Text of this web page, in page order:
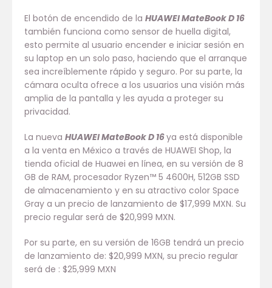
El botón de encendido de la HUAWEI MateBook D 16
también funciona como sensor de huella digital,
esto permite al usuario encender e iniciar sesión en
su laptop en un solo paso, haciendo que el arranque
sea increíblemente rápido y seguro. Por su parte, la
cámara oculta ofrece a los usuarios una visión más
amplia de la pantalla y les ayuda a proteger su
privacidad.
La nueva HUAWEI MateBook D 16ya está disponible
a la venta en México a través de HUAWEI Shop, la
tienda oficial de Huawei en línea, en su versión de 8
GB de RAM, procesador Ryzen™ 5 4600H, 512GB SSD
de almacenamiento y en su atractivo color Space
Gray a un precio de lanzamiento de $17,999 MXN. Su
precio regular será de $20,999 MXN.
Por su parte, en su versión de 16GB tendrá un precio
de lanzamiento de: $20,999 MXN, su precio regular
será de : $25,999 MXN